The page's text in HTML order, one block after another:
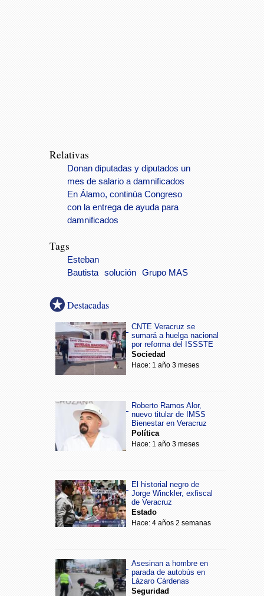
Relativas
Donan diputadas y diputados un
mes de salario a damnificados
En Álamo, continúa Congreso
con la entrega de ayuda para
damnificados
Tags
Esteban
Bautista
solución Grupo MAS
Destacadas
CNTE Veracruz se
sumará a huelga nacional
por reforma del ISSSTE
Sociedad
Hace: 1 año 3 meses
Roberto Ramos Alor,
nuevo titular de IMSS
Bienestar en Veracruz
Política
Hace: 1 año 3 meses
El historial negro de
Jorge Winckler, exfiscal
de Veracruz
Estado
Hace: 4 años 2 semanas
Asesinan a hombre en
parada de autobús en
Lázaro Cárdenas
Seguridad